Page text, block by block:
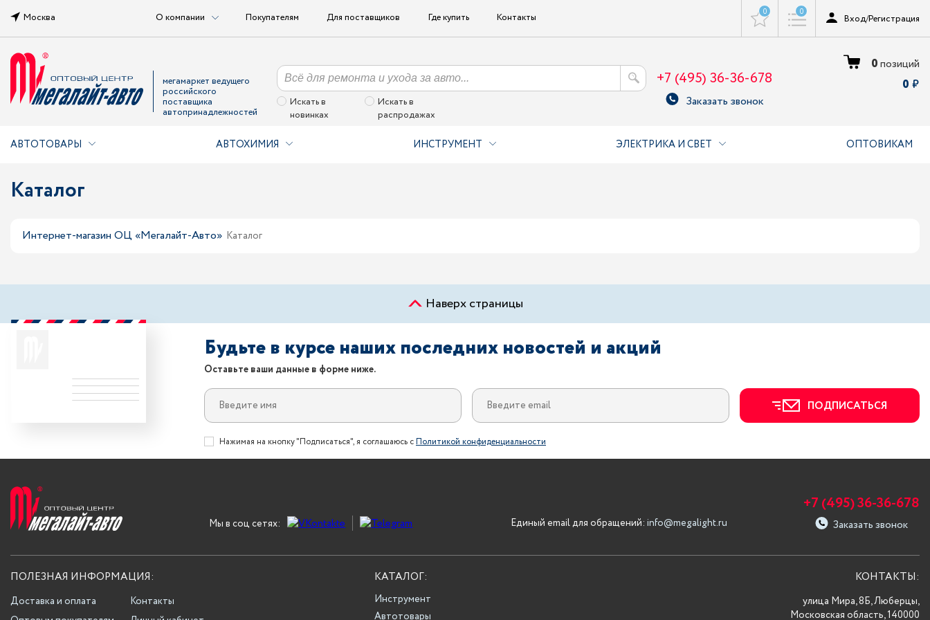
Москва О компании Покупателям Для поставщиков Где купить Контакты 0 0
Вход/Регистрация
мегамаркет ведущего
российского
поставщика
автопринадлежностей
Искать в
новинках
Искать в
распродажах
+7 (495) 36-36-678
Заказать звонок
0позиций
0
АВТОТОВАРЫ АВТОХИМИЯ ИНСТРУМЕНТ ЭЛЕКТРИКА И СВЕТ ОПТОВИКАМ
Каталог
Интернет-магазин ОЦ «Мегалайт-Авто» Каталог
Наверх страницы
Будьте в курсе наших последних новостей и акций
Оставьте ваши данные в форме ниже.
ПОДПИСАТЬСЯ
Нажимая на кнопку "Подписаться", я соглашаюсь сПолитикой конфиденциальности
Мы в соц сетях: Единый email для обращений: info@megalight.ru
+7 (495) 36-36-678
Заказать звонок
ПОЛЕЗНАЯ ИНФОРМАЦИЯ:
Доставка и оплата
Контакты
КАТАЛОГ:
Инструмент
Автотовары
КОНТАКТЫ:
улица Мира, 8Б, Люберцы,
Московская область, 140000